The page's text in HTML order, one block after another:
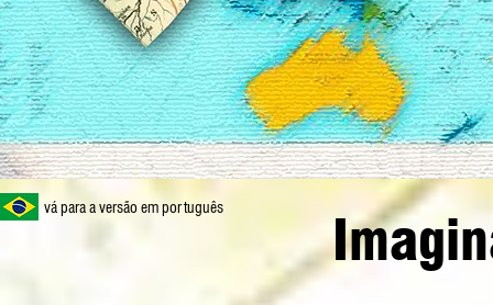
vá para a versão em português